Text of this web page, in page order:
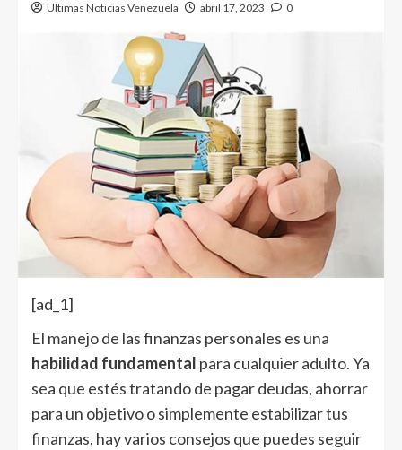
Ultimas Noticias Venezuela abril 17, 2023 0
[ad_1]
El manejo de las finanzas personales es una
habilidad fundamental para cualquier adulto. Ya
sea que estés tratando de pagar deudas, ahorrar
para un objetivo o simplemente estabilizar tus
finanzas, hay varios consejos que puedes seguir